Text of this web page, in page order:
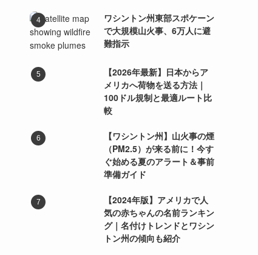
ワシントン州東部スポケーン
で大規模山火事、6万人に避
難指示
【2026年最新】日本からア
メリカへ荷物を送る方法｜
100ドル規制と最適ルート比
較
【ワシントン州】山火事の煙
（PM2.5）が来る前に！今す
ぐ始める夏のアラート＆事前
準備ガイド
【2024年版】アメリカで人
気の赤ちゃんの名前ランキン
グ｜名付けトレンドとワシン
トン州の傾向も紹介